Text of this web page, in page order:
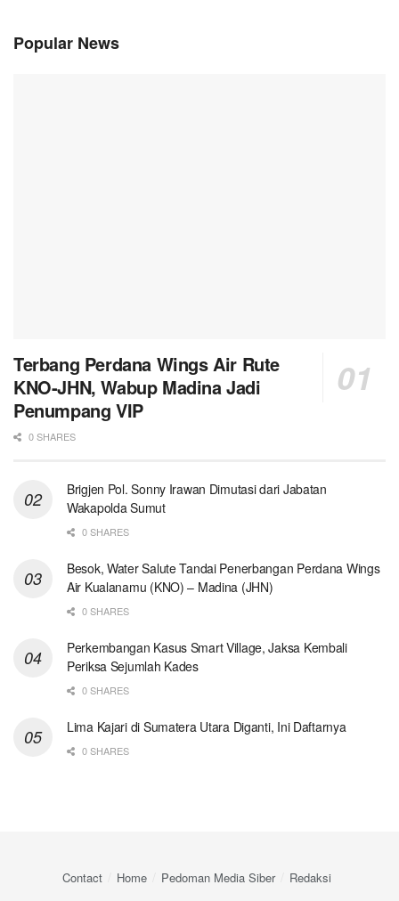
Popular News
Terbang Perdana Wings Air Rute
KNO-JHN, Wabup Madina Jadi
Penumpang VIP
0 SHARES
Brigjen Pol. Sonny Irawan Dimutasi dari Jabatan
Wakapolda Sumut
0 SHARES
Besok, Water Salute Tandai Penerbangan Perdana Wings
Air Kualanamu (KNO) – Madina (JHN)
0 SHARES
Perkembangan Kasus Smart Village, Jaksa Kembali
Periksa Sejumlah Kades
0 SHARES
Lima Kajari di Sumatera Utara Diganti, Ini Daftarnya
0 SHARES
Contact Home Pedoman Media Siber Redaksi